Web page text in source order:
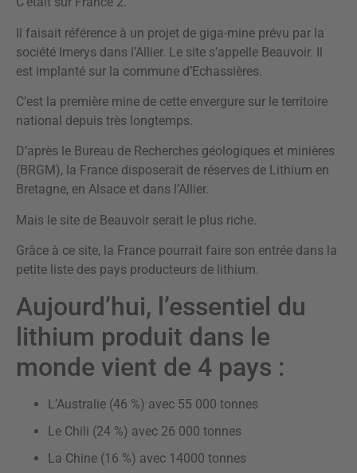
Il faisait référence à un projet de giga-mine prévu par la
société Imerys dans l’Allier. Le site s’appelle Beauvoir. Il
est implanté sur la commune d’Echassières.
C’est la première mine de cette envergure sur le territoire
national depuis très longtemps.
D’après le Bureau de Recherches géologiques et minières
(BRGM), la France disposerait de réserves de Lithium en
Bretagne, en Alsace et dans l’Allier.
Mais le site de Beauvoir serait le plus riche.
Grâce à ce site, la France pourrait faire son entrée dans la
petite liste des pays producteurs de lithium.
Aujourd’hui, l’essentiel du
lithium produit dans le
monde vient de 4 pays :
L’Australie (46 %) avec 55 000 tonnes
Le Chili (24 %) avec 26 000 tonnes
La Chine (16 %) avec 14000 tonnes